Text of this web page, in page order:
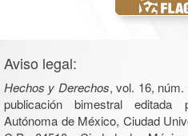
Aviso legal:
Hechos y Derechos, vol. 16,
publicación bimestral
Autónoma de México, Ciudad